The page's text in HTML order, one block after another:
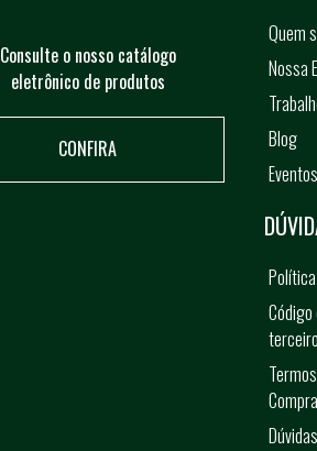
Consulte o nosso catálogo
eletrônico de produtos
CONFIRA
Quem
Nossa
Blog
Eventos